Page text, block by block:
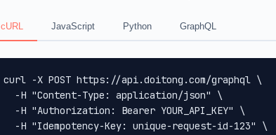
cURL JavaScript Python GraphQL
curl -X POST https://api.doitong.com/graphql \
  -H "Content-Type: application/json" \
  -H "Authorization: Bearer YOUR_API_KEY" \
  -H "Idempotency-Key: unique-request-id-123" \